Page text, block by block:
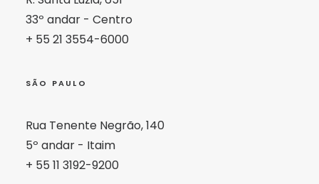
33º andar - Centro
+ 55 21 3554-6000
SÃO PAULO
Rua Tenente Negrão, 140
5º andar - Itaim
+ 55 11 3192-9200